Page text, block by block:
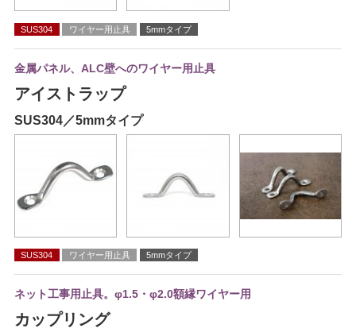
SUS304 ワイヤー用止具 5mmタイプ
金属パネル、ALC壁へのワイヤー用止具
アイストラップ
SUS304／5mmタイプ
SUS304 ワイヤー用止具 5mmタイプ
ネット工事用止具。φ1.5・φ2.0額縁ワイヤー用
カップリング